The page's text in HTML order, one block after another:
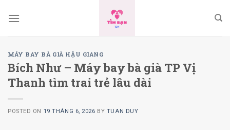
MÁY BAY BÀ GIÀ HẬU GIANG
Bích Như – Máy bay bà già TP Vị
Thanh tìm trai trẻ lâu dài
POSTED ON 19 THÁNG 6, 2026 BY TUAN DUY